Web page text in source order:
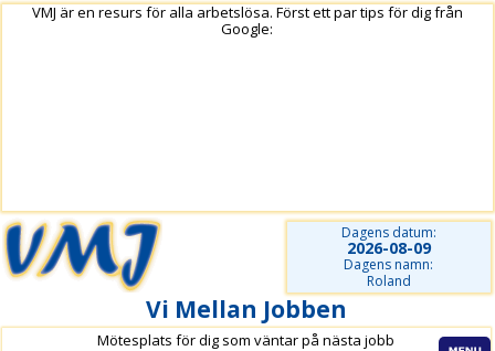
VMJ är en resurs för alla arbetslösa. Först ett par tips för dig från
Google:
Dagens datum:
2026-08-09
Dagens namn:
Roland
Vi Mellan Jobben
Mötesplats för dig som väntar på nästa jobb